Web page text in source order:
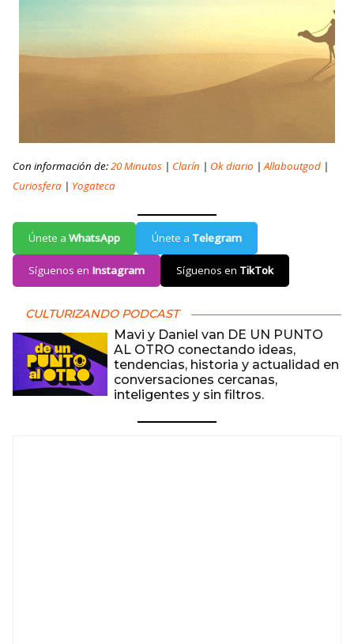
Con información de:20 Minutos | Clarín | Ok diario |Allaboutgod |
Curiosfera | Yogateca
Únete a WhatsApp Únete a Telegram
Síguenos en Instagram Síguenos en TikTok
CULTURIZANDO PODCAST
Mavi y Daniel van DE UN PUNTO
AL OTRO conectando ideas,
tendencias, historia y actualidad en
conversaciones cercanas,
inteligentes y sin filtros.